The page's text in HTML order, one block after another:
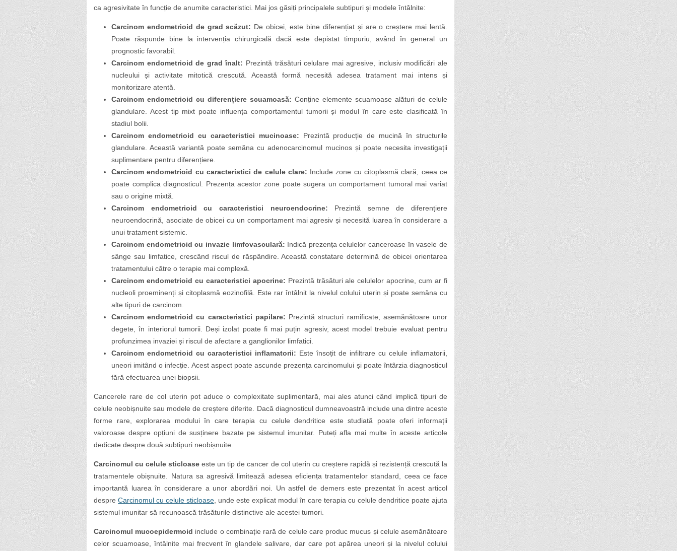
ca agresivitate în funcție de anumite caracteristici. Mai jos găsiți principalele subtipuri și modele întâlnite:
Carcinom endometrioid de grad scăzut: De obicei, este bine diferențiat și are o creștere mai lentă.
Poate răspunde bine la intervenția chirurgicală dacă este depistat timpuriu, având în general un
prognostic favorabil.
Carcinom endometrioid de grad înalt: Prezintă trăsături celulare mai agresive, inclusiv modificări ale
nucleului și activitate mitotică crescută. Această formă necesită adesea tratament mai intens și
monitorizare atentă.
Carcinom endometrioid cu diferențiere scuamoasă: Conține elemente scuamoase alături de celule
glandulare. Acest tip mixt poate influența comportamentul tumorii și modul în care este clasificată în
stadiul bolii.
Carcinom endometrioid cu caracteristici mucinoase: Prezintă producție de mucină în structurile
glandulare. Această variantă poate semăna cu adenocarcinomul mucinos și poate necesita investigații
suplimentare pentru diferențiere.
Carcinom endometrioid cu caracteristici de celule clare: Include zone cu citoplasmă clară, ceea ce
poate complica diagnosticul. Prezența acestor zone poate sugera un comportament tumoral mai variat
sau o origine mixtă.
Carcinom endometrioid cu caracteristici neuroendocrine: Prezintă semne de diferențiere
neuroendocrină, asociate de obicei cu un comportament mai agresiv și necesită luarea în considerare a
unui tratament sistemic.
Carcinom endometrioid cu invazie limfovasculară: Indică prezența celulelor canceroase în vasele de
sânge sau limfatice, crescând riscul de răspândire. Această constatare determină de obicei orientarea
tratamentului către o terapie mai complexă.
Carcinom endometrioid cu caracteristici apocrine: Prezintă trăsături ale celulelor apocrine, cum ar fi
nucleoli proeminenți și citoplasmă eozinofilă. Este rar întâlnit la nivelul colului uterin și poate semăna cu
alte tipuri de carcinom.
Carcinom endometrioid cu caracteristici papilare: Prezintă structuri ramificate, asemănătoare unor
degete, în interiorul tumorii. Deși izolat poate fi mai puțin agresiv, acest model trebuie evaluat pentru
profunzimea invaziei și riscul de afectare a ganglionilor limfatici.
Carcinom endometrioid cu caracteristici inflamatorii: Este însoțit de infiltrare cu celule inflamatorii,
uneori imitând o infecție. Acest aspect poate ascunde prezența carcinomului și poate întârzia diagnosticul
fără efectuarea unei biopsii.
Cancerele rare de col uterin pot aduce o complexitate suplimentară, mai ales atunci când implică tipuri de
celule neobișnuite sau modele de creștere diferite. Dacă diagnosticul dumneavoastră include una dintre aceste
forme rare, explorarea modului în care terapia cu celule dendritice este studiată poate oferi informații
valoroase despre opțiuni de susținere bazate pe sistemul imunitar. Puteți afla mai multe în aceste articole
dedicate despre două subtipuri neobișnuite.
Carcinomul cu celule sticloase este un tip de cancer de col uterin cu creștere rapidă și rezistență crescută la
tratamentele obișnuite. Natura sa agresivă limitează adesea eficiența tratamentelor standard, ceea ce face
importantă luarea în considerare a unor abordări noi. Un astfel de demers este prezentat în acest articol
despre Carcinomul cu celule sticloase , unde este explicat modul în care terapia cu celule dendritice poate ajuta
sistemul imunitar să recunoască trăsăturile distinctive ale acestei tumori.
Carcinomul mucoepidermoid include o combinație rară de celule care produc mucus și celule asemănătoare
celor scuamoase, întâlnite mai frecvent în glandele salivare, dar care pot apărea uneori și la nivelul colului